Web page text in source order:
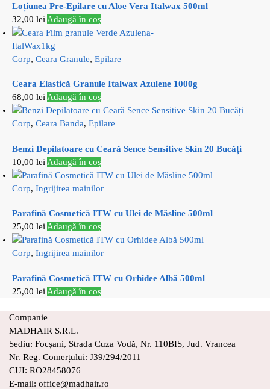
Loțiunea Pre-Epilare cu Aloe Vera Italwax 500ml
32,00 lei Adaugă în coș
Corp, Ceara Granule, Epilare
Ceara Elastică Granule Italwax Azulene 1000g
68,00 leiAdaugă în coș
Corp, Ceara Banda, Epilare
Benzi Depilatoare cu Ceară Sence Sensitive Skin 20 Bucăți
10,00 lei Adaugă în coș
Corp, Ingrijirea mainilor
Parafină Cosmetică ITW cu Ulei de Măsline 500ml
25,00 leiAdaugă în coș
Corp, Ingrijirea mainilor
Parafină Cosmetică ITW cu Orhidee Albă 500ml
25,00 lei Adaugă în coș
Companie
MADHAIR S.R.L.
Sediu: Focșani, Strada Cuza Vodă, Nr. 110BIS, Jud. Vrancea
Nr. Reg. Comerțului: J39/294/2011
CUI: RO28458076
E-mail: office@madhair.ro